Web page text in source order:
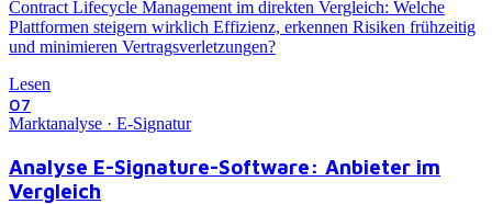
Contract Lifecycle Management im direkten Vergleich: Welche
Plattformen steigern wirklich Effizienz, erkennen Risiken frühzeitig
und minimieren Vertragsverletzungen?
Lesen
07
Marktanalyse · E-Signatur
Analyse E-Signature-Software: Anbieter im
Vergleich